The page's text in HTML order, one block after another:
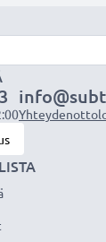
projektoreihin
soittimiin
& vahvistimiin
kuvaelämystä